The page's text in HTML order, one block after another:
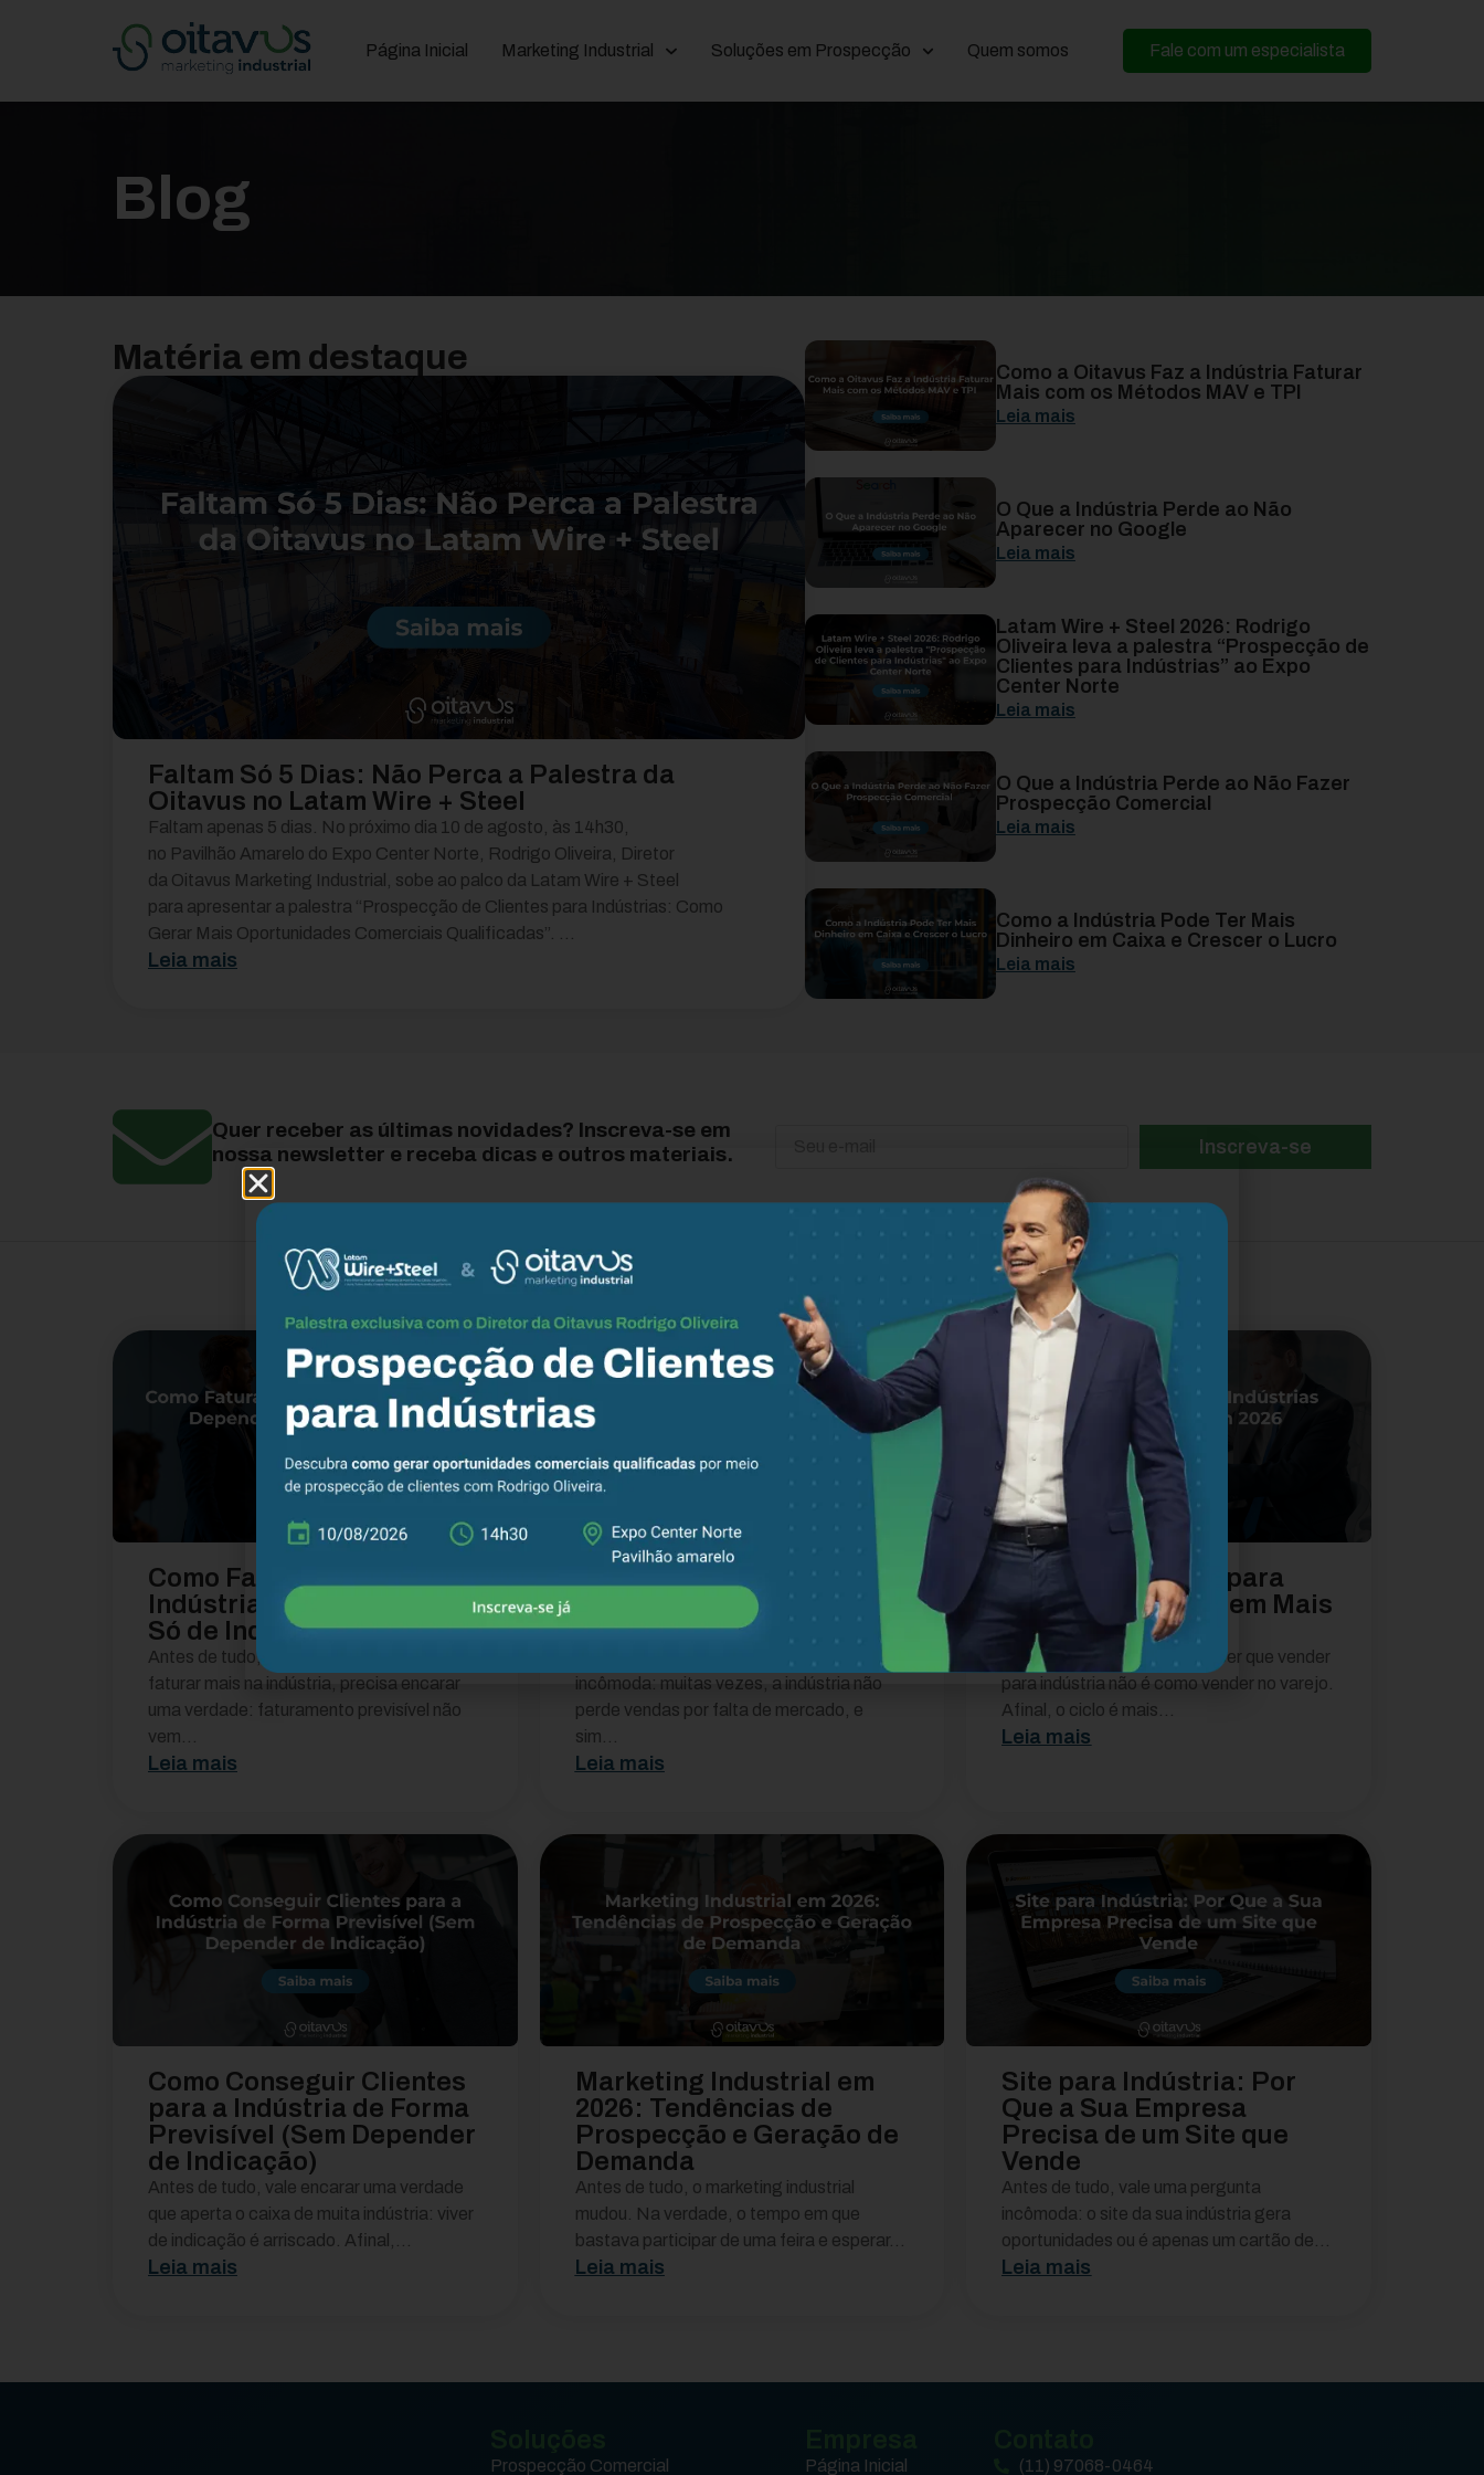
Página Inicial Marketing Industrial Soluções em Prospecção Quem somos Fale com um especialista
Blog
Matéria em destaque
Faltam Só 5 Dias: Não Perca a Palestra da
Oitavus no Latam Wire + Steel
Faltam apenas 5 dias. No próximo dia 10 de agosto, às 14h30,
no Pavilhão Amarelo do Expo Center Norte, Rodrigo Oliveira, Diretor
da Oitavus Marketing Industrial, sobe ao palco da Latam Wire + Steel
para apresentar a palestra “Prospecção de Clientes para Indústrias: Como
Gerar Mais Oportunidades Comerciais Qualificadas”. ...
Leia mais
Como a Oitavus Faz a Indústria Faturar
Mais com os Métodos MAV e TPI
Leia mais
O Que a Indústria Perde ao Não
Aparecer no Google
Leia mais
Latam Wire + Steel 2026: Rodrigo
Oliveira leva a palestra “Prospecção de
Clientes para Indústrias” ao Expo
Center Norte
Leia mais
O Que a Indústria Perde ao Não Fazer
Prospecção Comercial
Leia mais
Como a Indústria Pode Ter Mais
Dinheiro em Caixa e Crescer o Lucro
Leia mais
Quer receber as últimas novidades? Inscreva-se em
nossa newsletter e receba dicas e outros materiais.
Inscreva-se
Descubra mais
Como Faturar Mais na
Indústria (Sem Depender
Só de Indicação)
Antes de tudo, se você quer saber como
faturar mais na indústria, precisa encarar
uma verdade: faturamento previsível não
vem...
Leia mais
Erros comerciais que
fazem a indústria perder
dinheiro (e como evitar)
incômoda: muitas vezes, a indústria não
perde vendas por falta de mercado, e
sim...
Leia mais
Dicas Comerciais para
Indústrias Faturarem Mais
em 2026
Antes de tudo, vale reconhecer que vender
para indústria não é como vender no varejo.
Afinal, o ciclo é mais...
Leia mais
Como Conseguir Clientes
para a Indústria de Forma
Previsível (Sem Depender
de Indicação)
Antes de tudo, vale encarar uma verdade
que aperta o caixa de muita indústria: viver
de indicação é arriscado. Afinal,...
Leia mais
Marketing Industrial em
2026: Tendências de
Prospecção e Geração de
Demanda
Antes de tudo, o marketing industrial
mudou. Na verdade, o tempo em que
bastava participar de uma feira e esperar...
Leia mais
Site para Indústria: Por
Que a Sua Empresa
Precisa de um Site que
Vende
Antes de tudo, vale uma pergunta
incômoda: o site da sua indústria gera
oportunidades ou é apenas um cartão de...
Leia mais
Prospecção Comercial Página Inicial (11) 97068-0464